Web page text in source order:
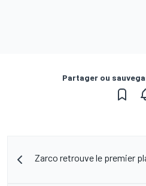
Partager ou
Zarco retrouve le premier